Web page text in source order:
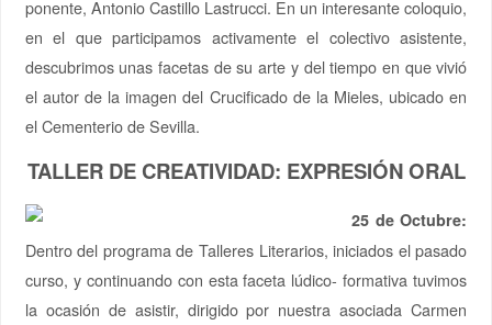
ponente, Antonio Castillo Lastrucci. En un interesante coloquio,
en el que participamos activamente el colectivo asistente,
descubrimos unas facetas de su arte y del tiempo en que vivió
el autor de la imagen del Crucificado de la Mieles, ubicado en
el Cementerio de Sevilla.
TALLER DE CREATIVIDAD: EXPRESIÓN ORAL
25 de Octubre:
Dentro del programa de Talleres Literarios, iniciados el pasado
curso, y continuando con esta faceta lúdico- formativa tuvimos
la ocasión de asistir, dirigido por nuestra asociada Carmen